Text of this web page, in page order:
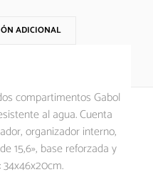
ADICIONAL
compartimentos Gabol
al agua. Cuenta
organizador interno,
15,6», base reforzada y